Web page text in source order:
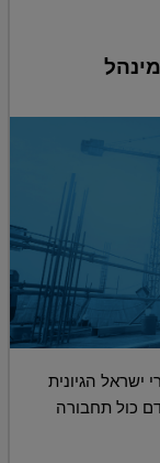
ישראל הגיונית
כול תחבורה